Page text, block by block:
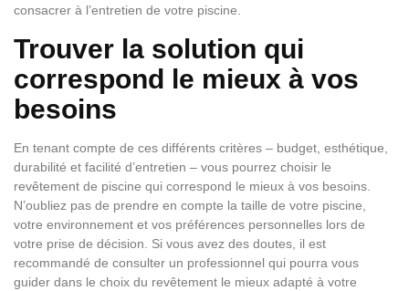
consacrer à l’entretien de votre piscine.
Trouver la solution qui
correspond le mieux à vos
besoins
En tenant compte de ces différents critères – budget, esthétique,
durabilité et facilité d’entretien – vous pourrez choisir le
revêtement de piscine qui correspond le mieux à vos besoins.
N’oubliez pas de prendre en compte la taille de votre piscine,
votre environnement et vos préférences personnelles lors de
votre prise de décision. Si vous avez des doutes, il est
recommandé de consulter un professionnel qui pourra vous
guider dans le choix du revêtement le mieux adapté à votre